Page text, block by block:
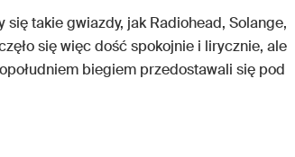
się takie gwiazdy, jak Radiohead, Solange,
się więc dość spokojnie i lirycznie, ale
biegiem przedostawali się pod